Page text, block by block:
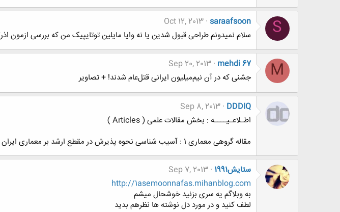
S
saraafsoon
Oct 12, 2013
سلام نمیدونم طراحی قبول شدین یا نه وایا مایلین توتایپیک من که بررسی ازمون اذر92 شرکت کنین یا نه که به کمک هم قبول شیم؟
M
mehdi 67
Sep 20, 2013
جشنی که در آن نیم‌میلیون ایرانی قتل‌عام شدند! + تصاویر
DDDIQ
Sep 8, 2013
اطـلاعـیــــه : بخش مقالات علمی ( Articles )
مقاله گروهی معماری 1 : آسیب شناسی نحوه پذیرش در مقطع ارشد بر معماری ایران
ستایش1991
Sep 7, 2013
http://1asemoonnafas.mihanblog.com
به وبلاگم یه سری بزنید خوشحال میشم
لطف کنید و در مورد دل نوشته ها نظرهم بدید